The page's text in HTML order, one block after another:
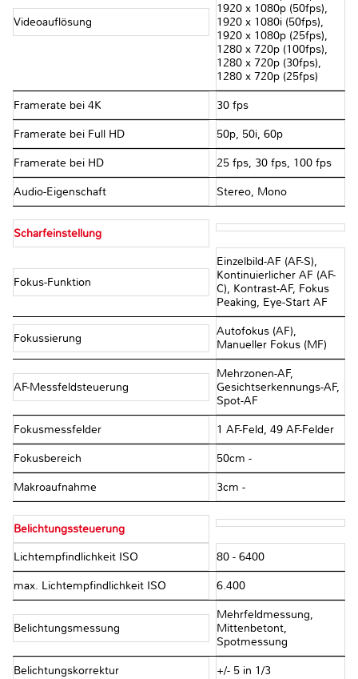
Videoauflösung
1920 x 1080p (50fps),
1920 x 1080i (50fps),
1920 x 1080p (25fps),
1280 x 720p (100fps),
1280 x 720p (30fps),
1280 x 720p (25fps)
Framerate bei 4K 30 fps
Framerate bei Full HD 50p, 50i, 60p
Framerate bei HD 25 fps, 30 fps, 100 fps
Audio-Eigenschaft Stereo, Mono
Scharfeinstellung
Fokus-Funktion
Einzelbild-AF (AF-S),
Kontinuierlicher AF (AF-
C), Kontrast-AF, Fokus
Peaking, Eye-Start AF
Fokussierung
Autofokus (AF),
Manueller Fokus (MF)
AF-Messfeldsteuerung
Mehrzonen-AF,
Gesichtserkennungs-AF,
Spot-AF
Fokusmessfelder 1 AF-Feld, 49 AF-Felder
Fokusbereich 50cm -
Makroaufnahme 3cm -
Belichtungssteuerung
Lichtempfindlichkeit ISO 80 - 6400
max. Lichtempfindlichkeit ISO 6.400
Belichtungsmessung
Mehrfeldmessung,
Mittenbetont,
Spotmessung
Belichtungskorrektur +/- 5 in 1/3